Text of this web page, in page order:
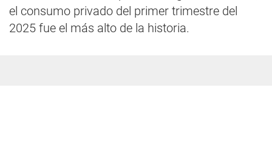
el consumo privado del primer trimestre del
2025 fue el más alto de la historia.